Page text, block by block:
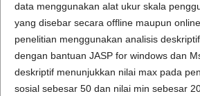
data menggunakan alat ukur skala
yang disebar secara offline maupun
penelitian menggunakan analisis
dengan bantuan JASP for windows dan
deskriptif menunjukkan nilai max pada
sosial sebesar 50 dan nilai min sebesar